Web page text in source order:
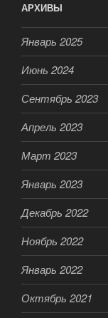
АРХИВЫ
Январь 2025
Июнь 2024
Сентябрь 2023
Апрель 2023
Март 2023
Январь 2023
Декабрь 2022
Ноябрь 2022
Январь 2022
Октябрь 2021